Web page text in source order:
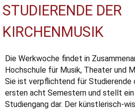
STUDIERENDE DER
KIRCHENMUSIK
Die Werkwoche findet in
Hochschule für Musik, Theater und
Sie ist verpflichtend für Studierende
ersten acht Semestern und stellt
Studiengang dar. Der künstlerisch-